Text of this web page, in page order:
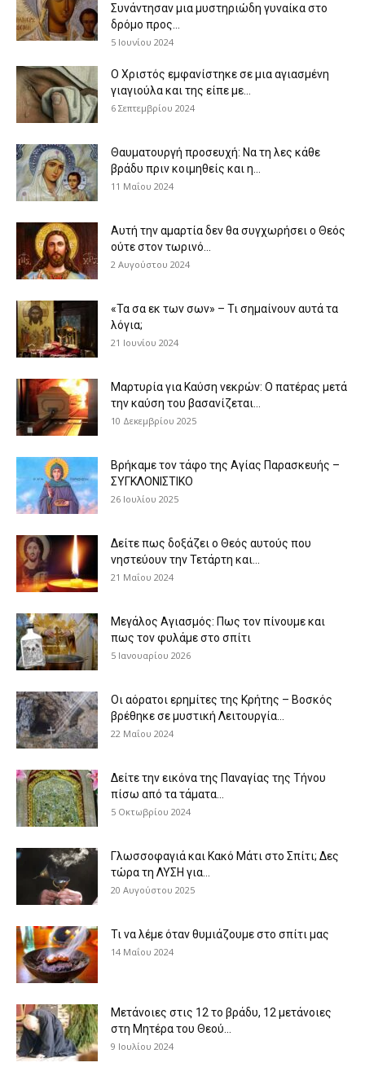
Συνάντησαν μια μυστηριώδη γυναίκα στο
δρόμο προς...
5 Ιουνίου 2024
Ο Χριστός εμφανίστηκε σε μια αγιασμένη
γιαγιούλα και της είπε με...
6 Σεπτεμβρίου 2024
Θαυματουργή προσευχή: Να τη λες κάθε
βράδυ πριν κοιμηθείς και η...
11 Μαΐου 2024
Αυτή την αμαρτία δεν θα συγχωρήσει ο Θεός
ούτε στον τωρινό...
2 Αυγούστου 2024
«Τα σα εκ των σων» – Τι σημαίνουν αυτά τα
λόγια;
21 Ιουνίου 2024
Μαρτυρία για Καύση νεκρών: Ο πατέρας μετά
την καύση του βασανίζεται...
10 Δεκεμβρίου 2025
Βρήκαμε τον τάφο της Αγίας Παρασκευής –
ΣΥΓΚΛΟΝΙΣΤΙΚΟ
26 Ιουλίου 2025
Δείτε πως δοξάζει ο Θεός αυτούς που
νηστεύουν την Τετάρτη και...
21 Μαΐου 2024
Μεγάλος Αγιασμός: Πως τον πίνουμε και
πως τον φυλάμε στο σπίτι
5 Ιανουαρίου 2026
Οι αόρατοι ερημίτες της Κρήτης – Βοσκός
βρέθηκε σε μυστική Λειτουργία...
22 Μαΐου 2024
Δείτε την εικόνα της Παναγίας της Τήνου
πίσω από τα τάματα...
5 Οκτωβρίου 2024
Γλωσσοφαγιά και Κακό Μάτι στο Σπίτι; Δες
τώρα τη ΛΥΣΗ για...
20 Αυγούστου 2025
Τι να λέμε όταν θυμιάζουμε στο σπίτι μας
14 Μαΐου 2024
Μετάνοιες στις 12 το βράδυ, 12 μετάνοιες
στη Μητέρα του Θεού...
9 Ιουλίου 2024